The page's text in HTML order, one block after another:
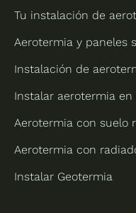
Tu instalación de
Aerotermia y paneles
Instalación de
Instalar aerotermia
Aerotermia con suelo
Aerotermia con
Instalar Geotermia